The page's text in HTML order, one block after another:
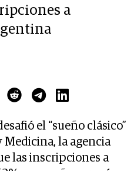
a
el “sueño clásico”
Medicina, la agencia
las inscripciones a